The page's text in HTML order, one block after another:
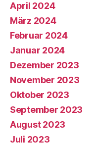
April 2024
März 2024
Februar 2024
Januar 2024
Dezember 2023
November 2023
Oktober 2023
September 2023
August 2023
Juli 2023